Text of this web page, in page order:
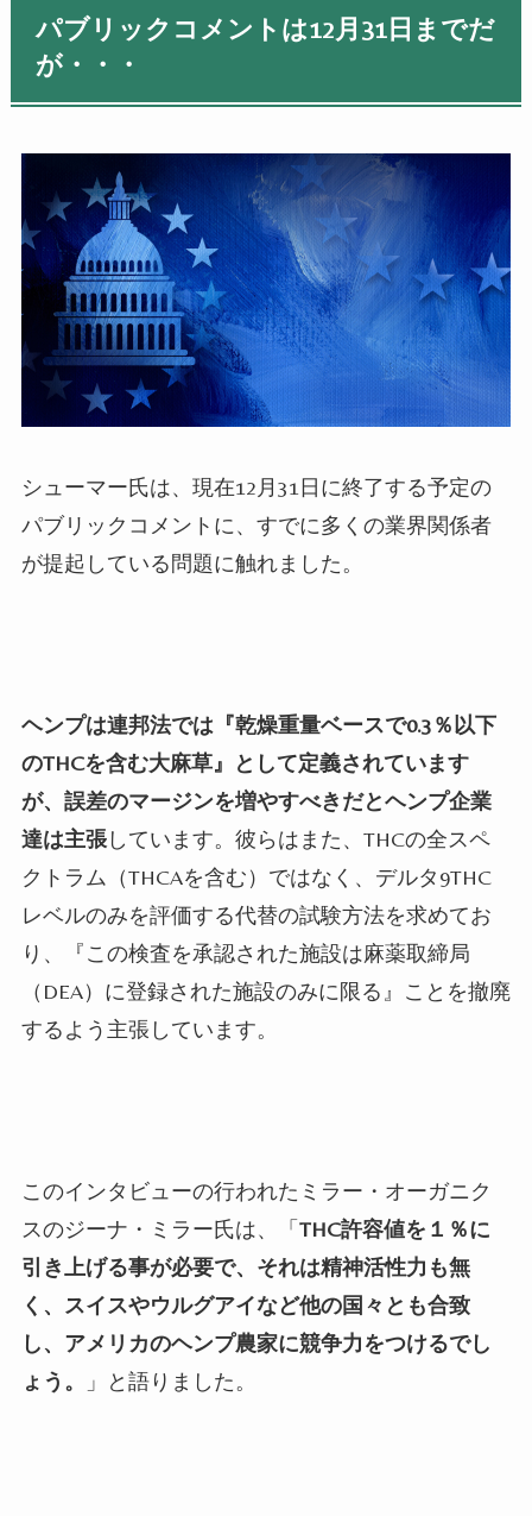
パブリックコメントは12月31日までだ
が・・・
シューマー氏は、現在12月31日に終了する予定の
パブリックコメントに、すでに多くの業界関係者
が提起している問題に触れました。
ヘンプは連邦法では『乾燥重量ベースで0.3％以下
のTHCを含む大麻草』として定義されています
が、誤差のマージンを増やすべきだとヘンプ企業
達は主張しています。彼らはまた、THCの全スペ
クトラム（THCAを含む）ではなく、デルタ9THC
レベルのみを評価する代替の試験方法を求めてお
り、『この検査を承認された施設は麻薬取締局
（DEA）に登録された施設のみに限る』ことを撤廃
するよう主張しています。
このインタビューの行われたミラー・オーガニク
スのジーナ・ミラー氏は、「THC許容値を１％に
引き上げる事が必要で、それは精神活性力も無
く、スイスやウルグアイなど他の国々とも合致
し、アメリカのヘンプ農家に競争力をつけるでし
ょう。
」と語りました。